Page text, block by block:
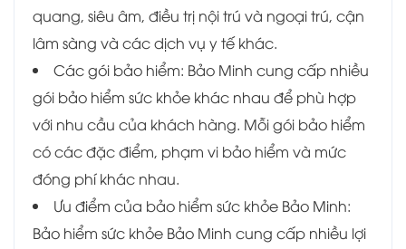
quang, siêu âm, điều trị nội trú và ngoại trú, cận
lâm sàng và các dịch vụ y tế khác.
Các gói bảo hiểm: Bảo Minh cung cấp nhiều
gói bảo hiểm sức khỏe khác nhau để phù hợp
với nhu cầu của khách hàng. Mỗi gói bảo hiểm
có các đặc điểm, phạm vi bảo hiểm và mức
đóng phí khác nhau.
Ưu điểm của bảo hiểm sức khỏe Bảo Minh:
Bảo hiểm sức khỏe Bảo Minh cung cấp nhiều lợi